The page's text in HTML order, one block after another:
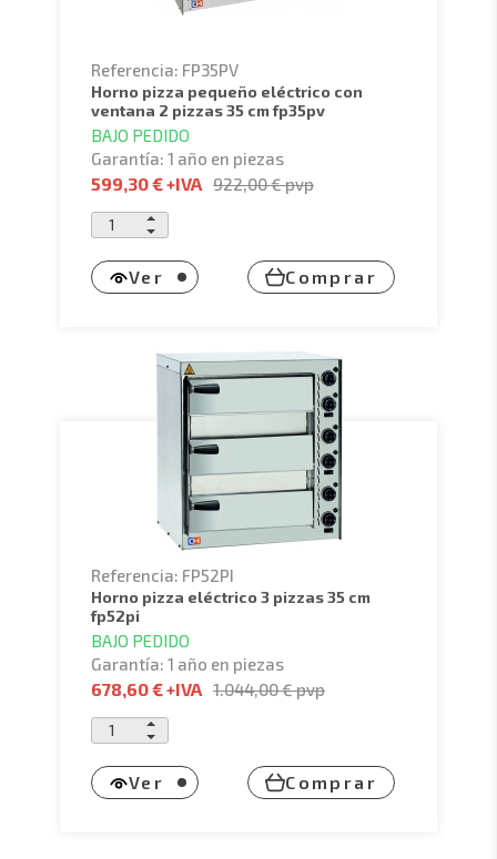
Referencia: FP35PV
horno pizza pequeño eléctrico con
ventana 2 pizzas 35 cm fp35pv
BAJO PEDIDO
Garantía: 1 año en piezas
599,30 €+IVA 922,00 €pvp
Ver Comprar
Referencia: FP52PI
horno pizza eléctrico 3 pizzas 35 cm
fp52pi
BAJO PEDIDO
Garantía: 1 año en piezas
678,60 €+IVA 1.044,00 €pvp
Ver Comprar